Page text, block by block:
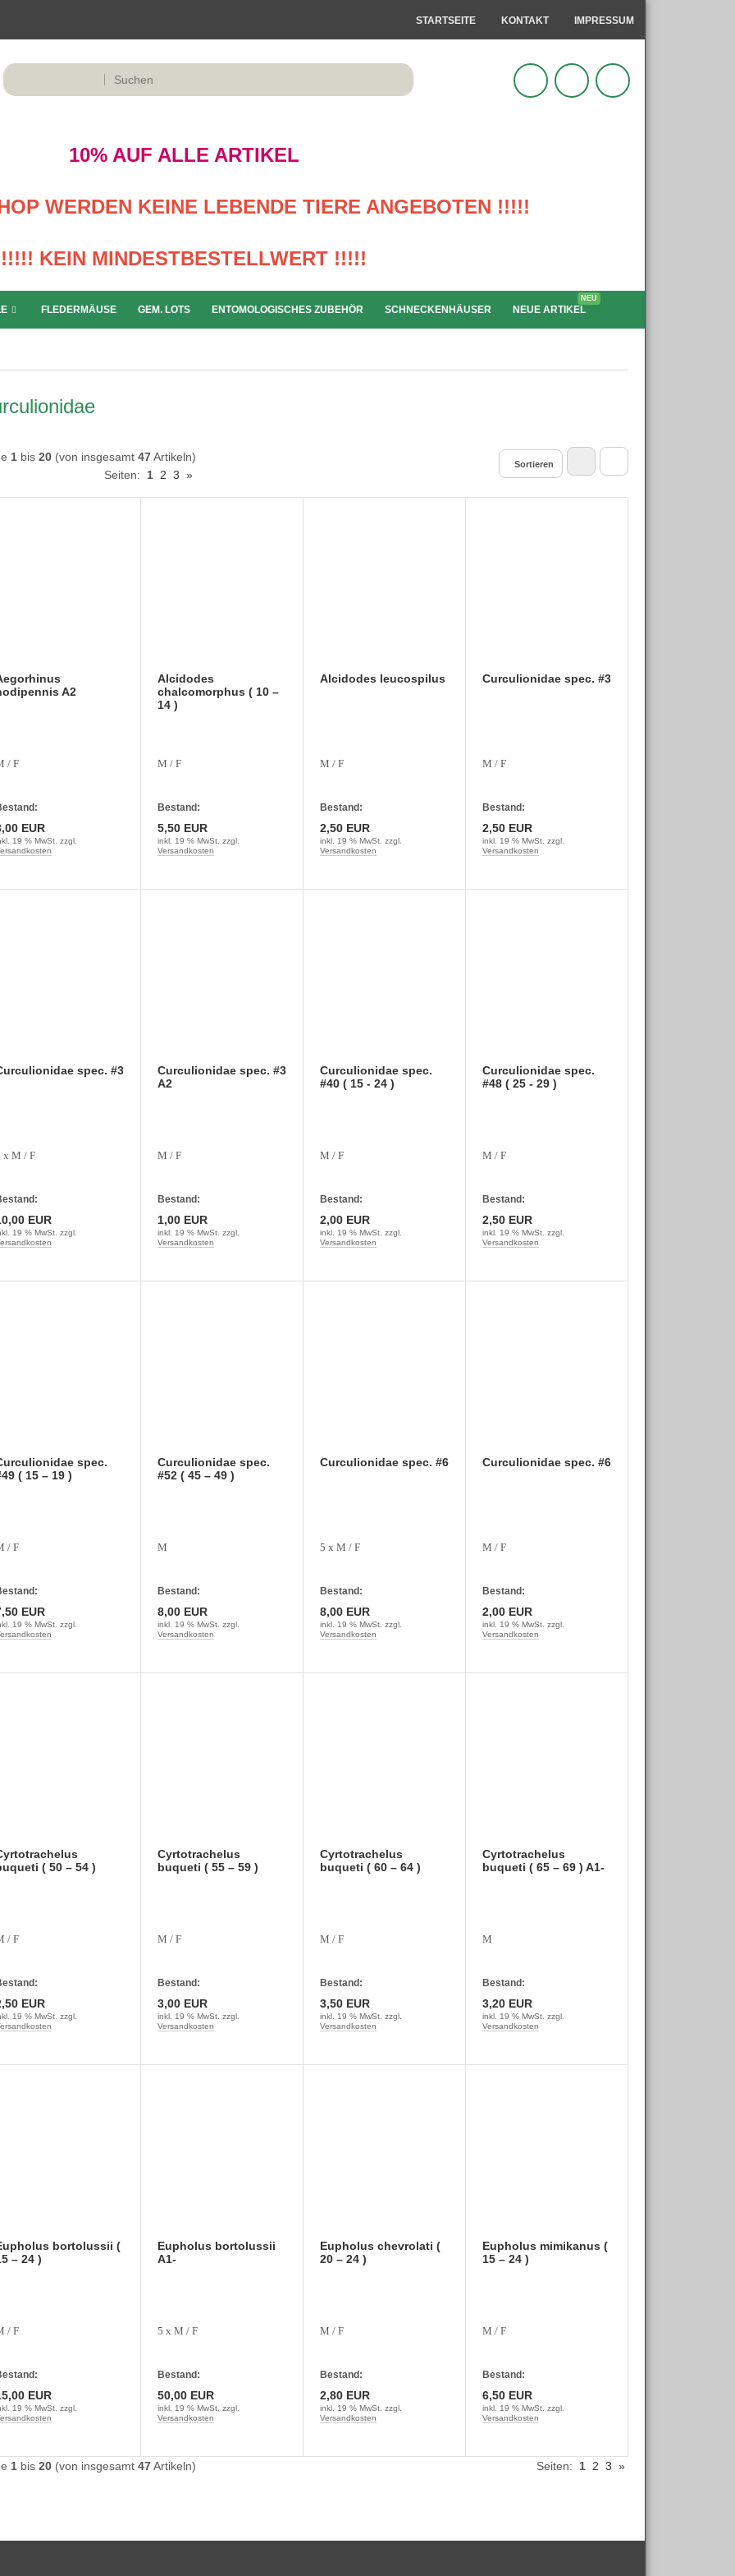
STARTSEITE KONTAKT IMPRESSUM
10% AUF ALLE ARTIKEL
WERDEN KEINE LEBENDE TIERE ANGEBOTEN !!!!!
!!!!! KEIN MINDESTBESTELLWERT !!!!!
FLEDERMÄUSE GEM. LOTS ENTOMOLOGISCHES ZUBEHÖR SCHNECKENHÄUSER NEUE ARTIKEL
NEU
Sortieren
1bis 20(von insgesamt 47Artikeln)
Seiten: 1 2 3 »
A2
/ F
EUR
19 % MwSt. zzgl.
Alcidodes
chalcomorphus ( 10 –
14 )
M / F
Bestand:
5,50 EUR
inkl. 19 % MwSt. zzgl.
Versandkosten
Alcidodes leucospilus
M / F
Bestand:
2,50 EUR
inkl. 19 % MwSt. zzgl.
Versandkosten
Curculionidae spec. #3
M / F
Bestand:
2,50 EUR
inkl. 19 % MwSt. zzgl.
Versandkosten
spec. #3
x M / F
EUR
19 % MwSt. zzgl.
Curculionidae spec. #3
A2
M / F
Bestand:
1,00 EUR
inkl. 19 % MwSt. zzgl.
Versandkosten
Curculionidae spec.
#40 ( 15 - 24 )
M / F
Bestand:
2,00 EUR
inkl. 19 % MwSt. zzgl.
Versandkosten
Curculionidae spec.
#48 ( 25 - 29 )
M / F
Bestand:
2,50 EUR
inkl. 19 % MwSt. zzgl.
Versandkosten
spec.
( 15 – 19 )
/ F
EUR
19 % MwSt. zzgl.
Curculionidae spec.
#52 ( 45 – 49 )
M
Bestand:
8,00 EUR
inkl. 19 % MwSt. zzgl.
Versandkosten
Curculionidae spec. #6
5 x M / F
Bestand:
8,00 EUR
inkl. 19 % MwSt. zzgl.
Versandkosten
Curculionidae spec. #6
M / F
Bestand:
2,00 EUR
inkl. 19 % MwSt. zzgl.
Versandkosten
( 50 – 54 )
/ F
EUR
19 % MwSt. zzgl.
Cyrtotrachelus
buqueti ( 55 – 59 )
M / F
Bestand:
3,00 EUR
inkl. 19 % MwSt. zzgl.
Versandkosten
Cyrtotrachelus
buqueti ( 60 – 64 )
M / F
Bestand:
3,50 EUR
inkl. 19 % MwSt. zzgl.
Versandkosten
Cyrtotrachelus
buqueti ( 65 – 69 ) A1-
M
Bestand:
3,20 EUR
inkl. 19 % MwSt. zzgl.
Versandkosten
bortolussii (
– 24 )
/ F
EUR
19 % MwSt. zzgl.
Eupholus bortolussii
A1-
5 x M / F
Bestand:
50,00 EUR
inkl. 19 % MwSt. zzgl.
Versandkosten
Eupholus chevrolati (
20 – 24 )
M / F
Bestand:
2,80 EUR
inkl. 19 % MwSt. zzgl.
Versandkosten
Eupholus mimikanus (
15 – 24 )
M / F
Bestand:
6,50 EUR
inkl. 19 % MwSt. zzgl.
Versandkosten
1bis 20(von insgesamt 47Artikeln) Seiten: 1 2 3 »